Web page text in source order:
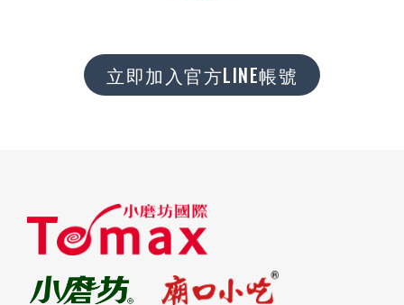
立即加入官方LINE帳號